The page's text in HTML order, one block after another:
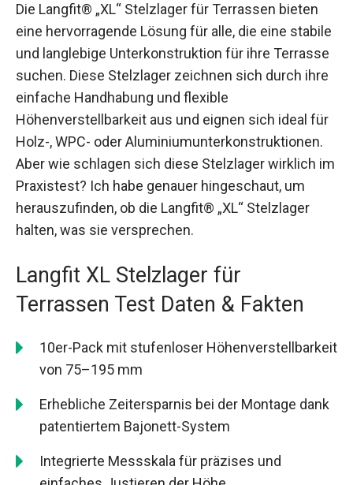
Die Langfit® „XL“ Stelzlager für Terrassen bieten
eine hervorragende Lösung für alle, die eine stabile
und langlebige Unterkonstruktion für ihre Terrasse
suchen. Diese Stelzlager zeichnen sich durch ihre
einfache Handhabung und flexible
Höhenverstellbarkeit aus und eignen sich ideal für
Holz-, WPC- oder Aluminiumunterkonstruktionen.
Aber wie schlagen sich diese Stelzlager wirklich im
Praxistest? Ich habe genauer hingeschaut, um
herauszufinden, ob die Langfit® „XL“ Stelzlager
halten, was sie versprechen.
Langfit XL Stelzlager für
Terrassen Test Daten & Fakten
10er-Pack mit stufenloser Höhenverstellbarkeit
von 75–195 mm
Erhebliche Zeitersparnis bei der Montage dank
patentiertem Bajonett-System
Integrierte Messskala für präzises und